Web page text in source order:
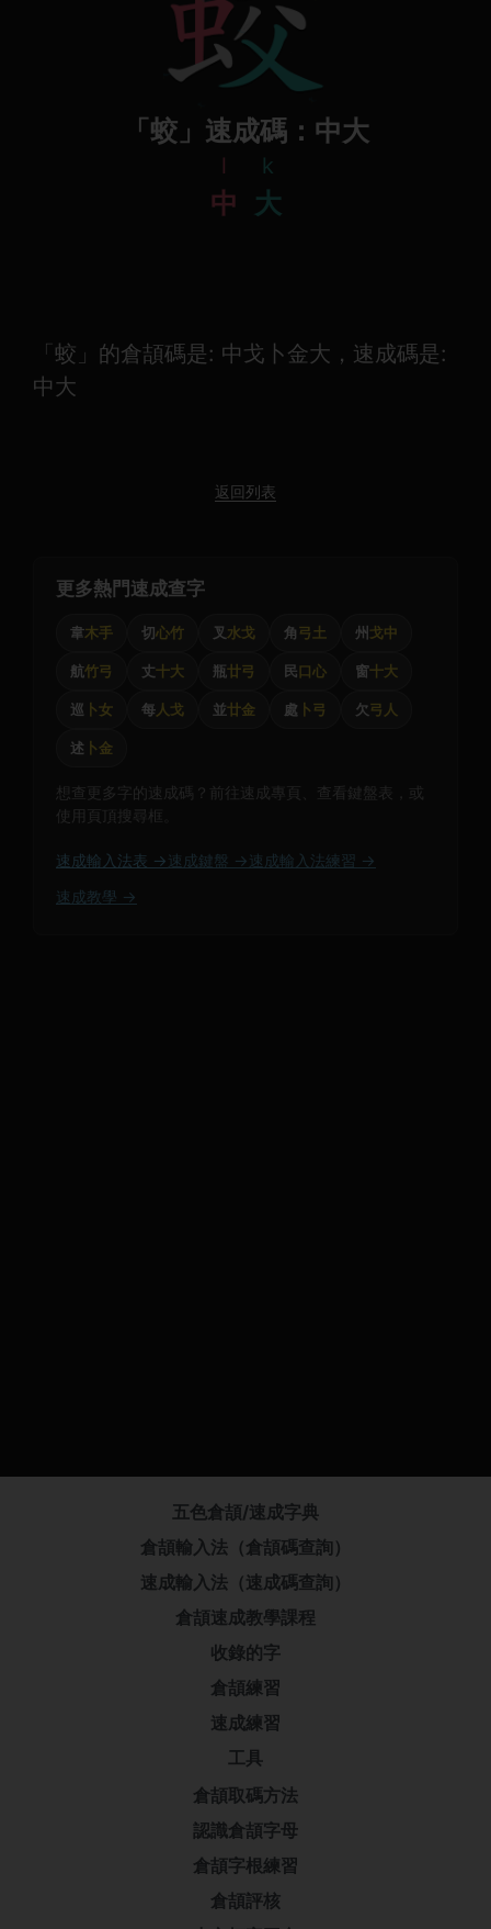
「蛟」速成碼：中大
l
中
k
大
「蛟」的倉頡碼是: 中戈卜金大，速成碼是:
中大
返回列表
更多熱門速成查字
韋木手 切心竹 叉 水戈 角弓土 州 戈中
航竹弓 丈十大 瓶廿弓 民口心 窗十大
巡 卜女 每人戈 並廿金 處 卜弓 欠弓人
述 卜金
想查更多字的速成碼？前往速成專頁、查看鍵盤表，或
使用頁頂搜尋框。
速成輸入法表 → 速成鍵盤 → 速成輸入法練習 →
速成教學 →
五色倉頡/速成字典
倉頡輸入法（倉頡碼查詢）
速成輸入法（速成碼查詢）
倉頡速成教學課程
收錄的字
倉頡練習
速成練習
工具
倉頡取碼方法
認識倉頡字母
倉頡字根練習
倉頡評核